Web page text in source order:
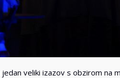
veliki izazov s obzirom na